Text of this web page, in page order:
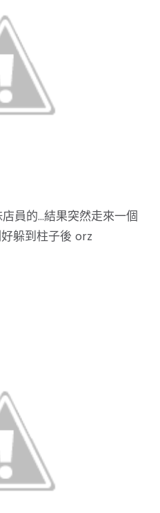
員的...結果突然走來一個
躲到柱子後 orz